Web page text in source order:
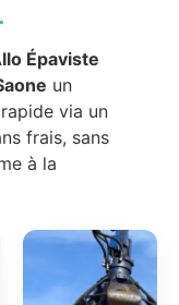
Épaviste
un
via un
frais, sans
à la